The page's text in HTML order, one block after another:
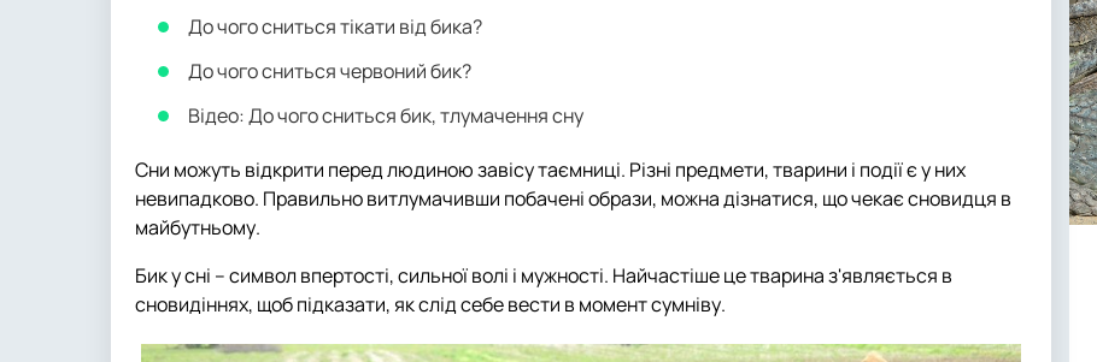
До чого сниться тікати від бика?
До чого сниться червоний бик?
Відео: До чого сниться бик, тлумачення сну
Сни можуть відкрити перед людиною завісу таємниці. Різні предмети, тварини і події є у них
невипадково. Правильно витлумачивши побачені образи, можна дізнатися, що чекає сновидця в
майбутньому.
Бик у сні – символ впертості, сильної волі і мужності. Найчастіше це тварина з'являється в
сновидіннях, щоб підказати, як слід себе вести в момент сумніву.